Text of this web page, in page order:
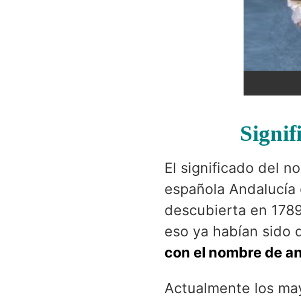
El significado del
española
descubierta en
eso ya habían sido
con el nombre de
Actualmente los